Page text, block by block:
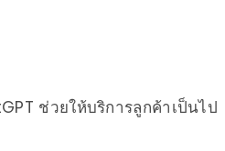
ช่วยให้บริการลูกค้าเป็นไป